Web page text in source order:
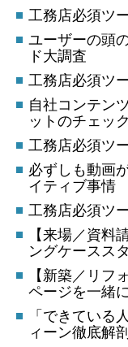
工務店必須ツ
ユーザーの頭
ド大調査
工務店必須ツ
自社コンテン
ットのチェッ
工務店必須ツ
必ずしも動画
イティブ事情
工務店必須ツ
【来場／資料
ングケースス
【新築／リフ
ページを一緒
「できている
ィーン徹底解剖